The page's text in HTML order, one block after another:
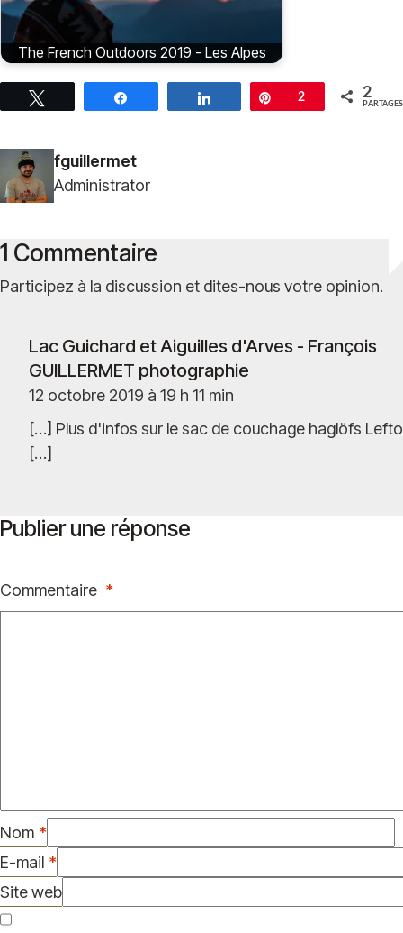
The French Outdoors 2019 - Les Alpes
Partagez Épingle
2 2
PARTAGES
fguillermet
Administrator
1 Commentaire
Participez à la discussion et dites-nous votre opinion.
Lac Guichard et Aiguilles d'Arves - François
GUILLERMET photographie
12 octobre 2019 à 19 h 11 min
[…] Plus d'infos sur le sac de couchage haglöfs
[…]
Publier une réponse
Commentaire *
Nom *
E-mail *
Site web